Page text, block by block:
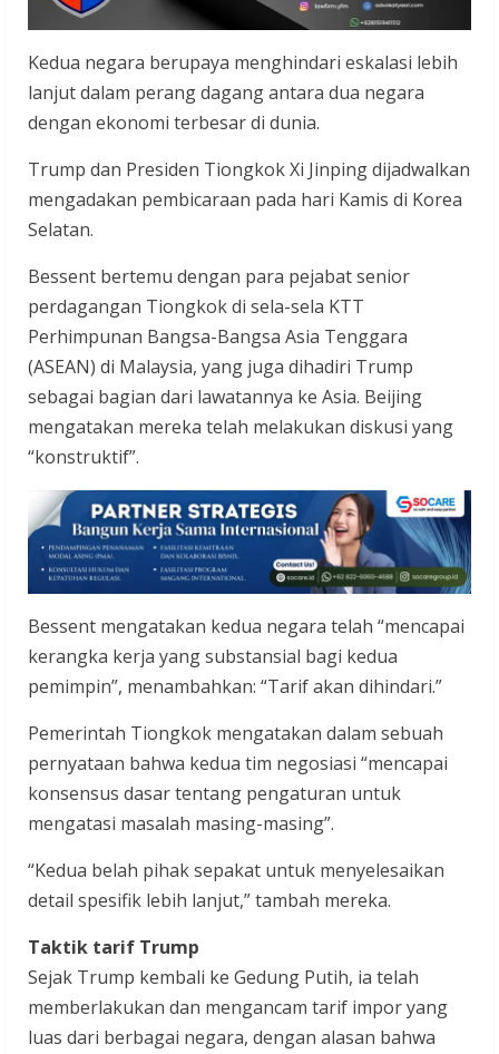
Kedua negara berupaya menghindari eskalasi lebih
lanjut dalam perang dagang antara dua negara
dengan ekonomi terbesar di dunia.
Trump dan Presiden Tiongkok Xi Jinping dijadwalkan
mengadakan pembicaraan pada hari Kamis di Korea
Selatan.
Bessent bertemu dengan para pejabat senior
perdagangan Tiongkok di sela-sela KTT
Perhimpunan Bangsa-Bangsa Asia Tenggara
(ASEAN) di Malaysia, yang juga dihadiri Trump
sebagai bagian dari lawatannya ke Asia. Beijing
mengatakan mereka telah melakukan diskusi yang
“konstruktif”.
Bessent mengatakan kedua negara telah “mencapai
kerangka kerja yang substansial bagi kedua
pemimpin”, menambahkan: “Tarif akan dihindari.”
Pemerintah Tiongkok mengatakan dalam sebuah
pernyataan bahwa kedua tim negosiasi “mencapai
konsensus dasar tentang pengaturan untuk
mengatasi masalah masing-masing”.
“Kedua belah pihak sepakat untuk menyelesaikan
detail spesifik lebih lanjut,” tambah mereka.
Taktik tarif Trump
Sejak Trump kembali ke Gedung Putih, ia telah
memberlakukan dan mengancam tarif impor yang
luas dari berbagai negara, dengan alasan bahwa